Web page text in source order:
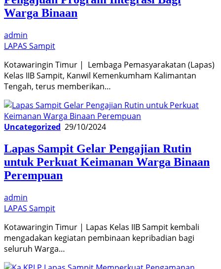
Warga Binaan
admin
LAPAS Sampit
Kotawaringin Timur | Lembaga Pemasyarakatan (Lapas)
Kelas IIB Sampit, Kanwil Kemenkumham Kalimantan
Tengah, terus memberikan…
Uncategorized 29/10/2024
Lapas Sampit Gelar Pengajian Rutin
untuk Perkuat Keimanan Warga Binaan
Perempuan
admin
LAPAS Sampit
Kotawaringin Timur | Lapas Kelas IIB Sampit kembali
mengadakan kegiatan pembinaan kepribadian bagi
seluruh Warga…